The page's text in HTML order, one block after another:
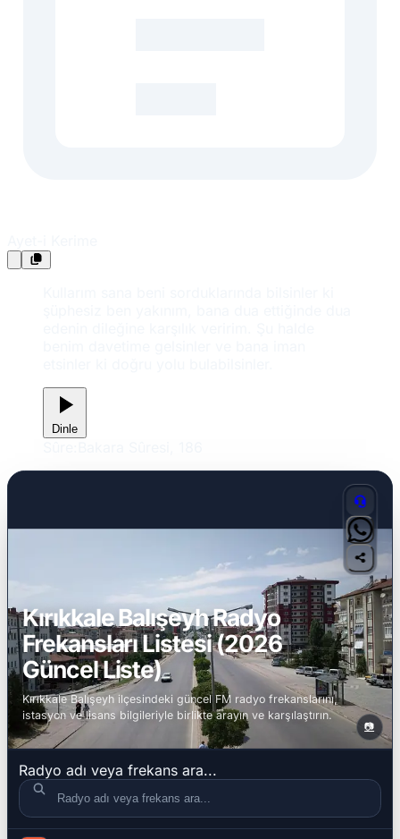
Dinle
📷
Kırıkkale Balışeyh Radyo
Frekansları Listesi (2026
Güncel Liste)
Kırıkkale Balışeyh ilçesindeki güncel FM radyo frekanslarını,
istasyon ve lisans bilgileriyle birlikte arayın ve karşılaştırın.
Radyo adı veya frekans ara...